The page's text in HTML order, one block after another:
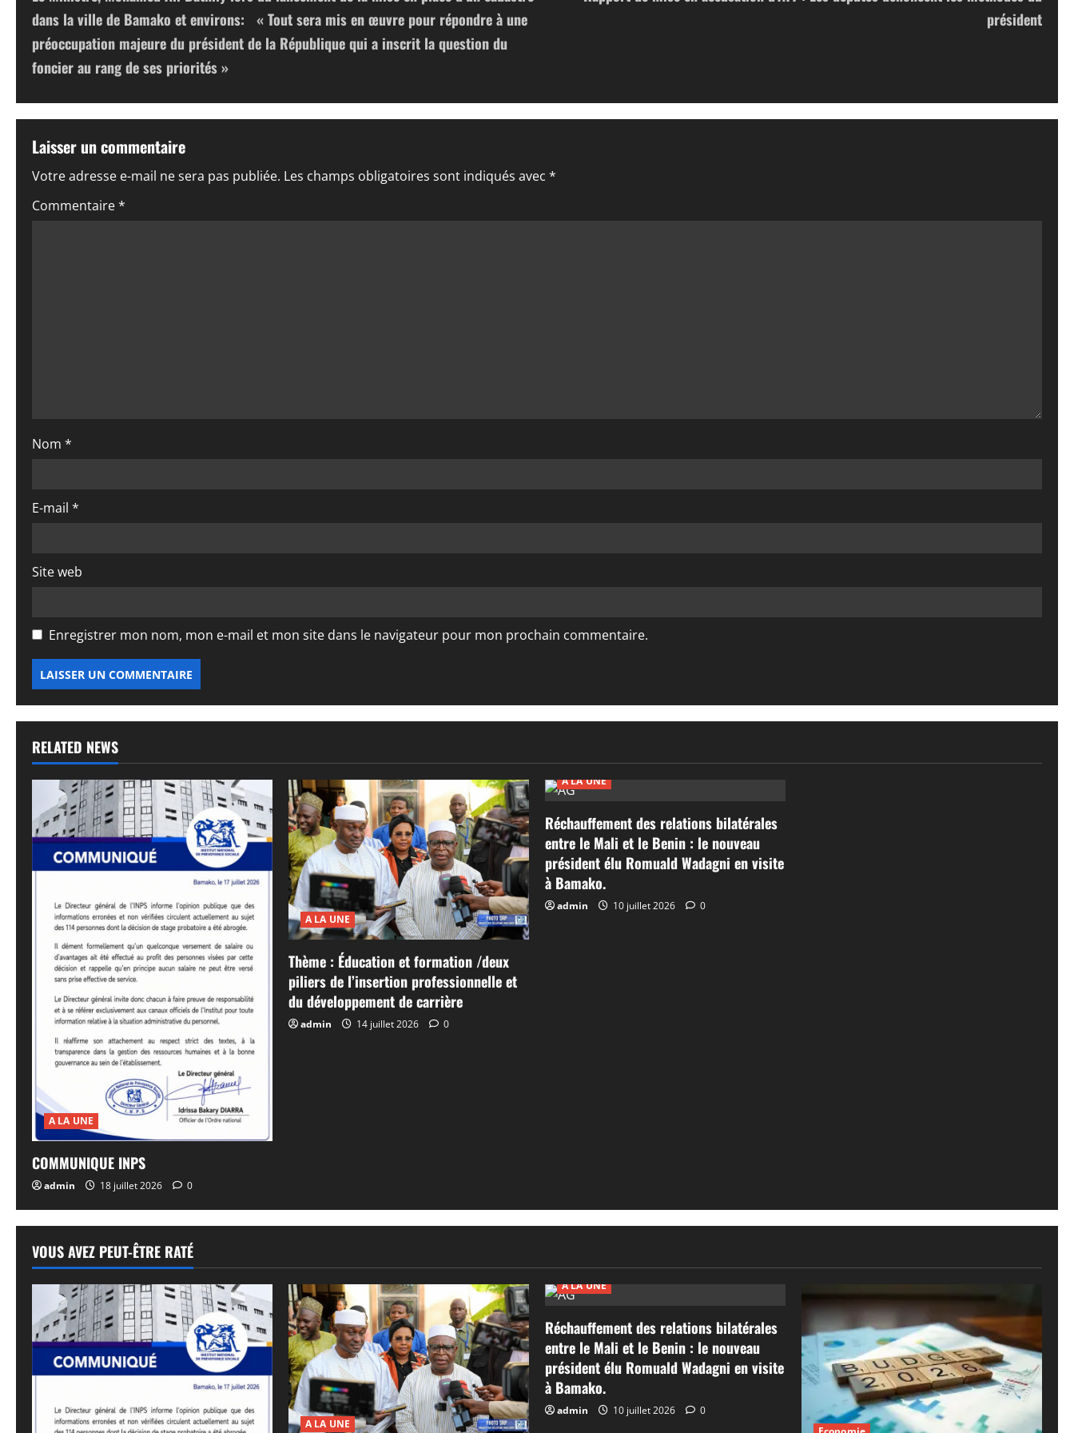
a
v
i
g
a
t
i
t
c
e
dans la ville de Bamako et environs: « Tout sera mis en œuvre pour répondre à une
préoccupation majeure du président de la République qui a inscrit la question du
foncier au rang de ses priorités »
président
Laisser un commentaire
Votre adresse e-mail ne sera pas publiée. Les champs obligatoires sont indiqués avec *
Commentaire*
Nom *
E-mail *
Site web
Enregistrer mon nom, mon e-mail et mon site dans le navigateur pour mon prochain commentaire.
RELATED NEWS
A LA UNE
COMMUNIQUE INPS
admin 18 juillet 2026 0
A LA UNE
Thème : Éducation et formation /deux
piliers de l’insertion professionnelle et
du développement de carrière
admin 14 juillet 2026 0
A LA UNE
Réchauffement des relations bilatérales
entre le Mali et le Benin : le nouveau
président élu Romuald Wadagni en visite
à Bamako.
admin 10 juillet 2026 0
VOUS AVEZ PEUT-ÊTRE RATÉ
A LA UNE
A LA UNE
Réchauffement des relations bilatérales
entre le Mali et le Benin : le nouveau
président élu Romuald Wadagni en visite
à Bamako.
admin 10 juillet 2026
0